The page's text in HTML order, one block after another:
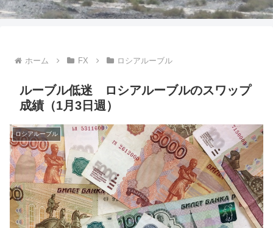
ホーム FX ロシアルーブル
ルーブル低迷 ロシアルーブルのスワップ
成績（1月3日週）
ロシアルーブル